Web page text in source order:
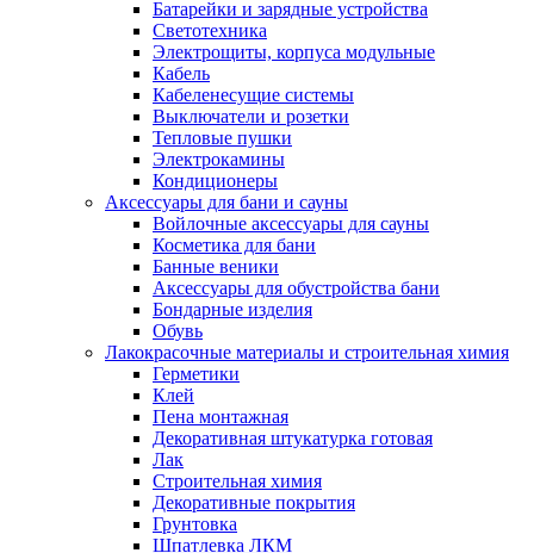
Батарейки и зарядные устройства
Светотехника
Электрощиты, корпуса модульные
Кабель
Кабеленесущие системы
Выключатели и розетки
Тепловые пушки
Электрокамины
Кондиционеры
Аксессуары для бани и сауны
Войлочные аксессуары для сауны
Косметика для бани
Банные веники
Аксессуары для обустройства бани
Бондарные изделия
Обувь
Лакокрасочные материалы и строительная химия
Герметики
Клей
Пена монтажная
Декоративная штукатурка готовая
Лак
Строительная химия
Декоративные покрытия
Грунтовка
Шпатлевка ЛКМ